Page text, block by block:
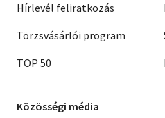
Hírlevél feliratkozás
Törzsvásárlói program
TOP 50
Közösségi média